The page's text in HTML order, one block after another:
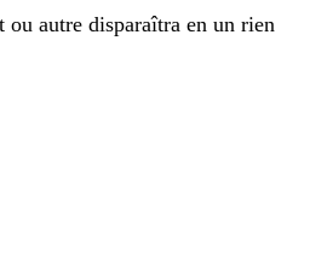
ou autre disparaîtra en un rien